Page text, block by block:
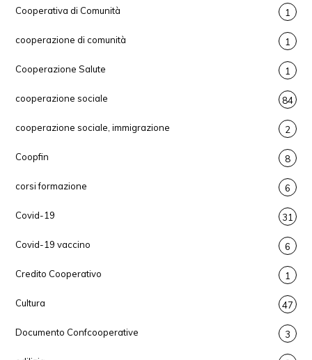
Cooperativa di Comunità 1
cooperazione di comunità 1
Cooperazione Salute 1
cooperazione sociale 84
cooperazione sociale, immigrazione 2
Coopfin 8
corsi formazione 6
Covid-19 31
Covid-19 vaccino 6
Credito Cooperativo 1
Cultura 47
Documento Confcooperative 3